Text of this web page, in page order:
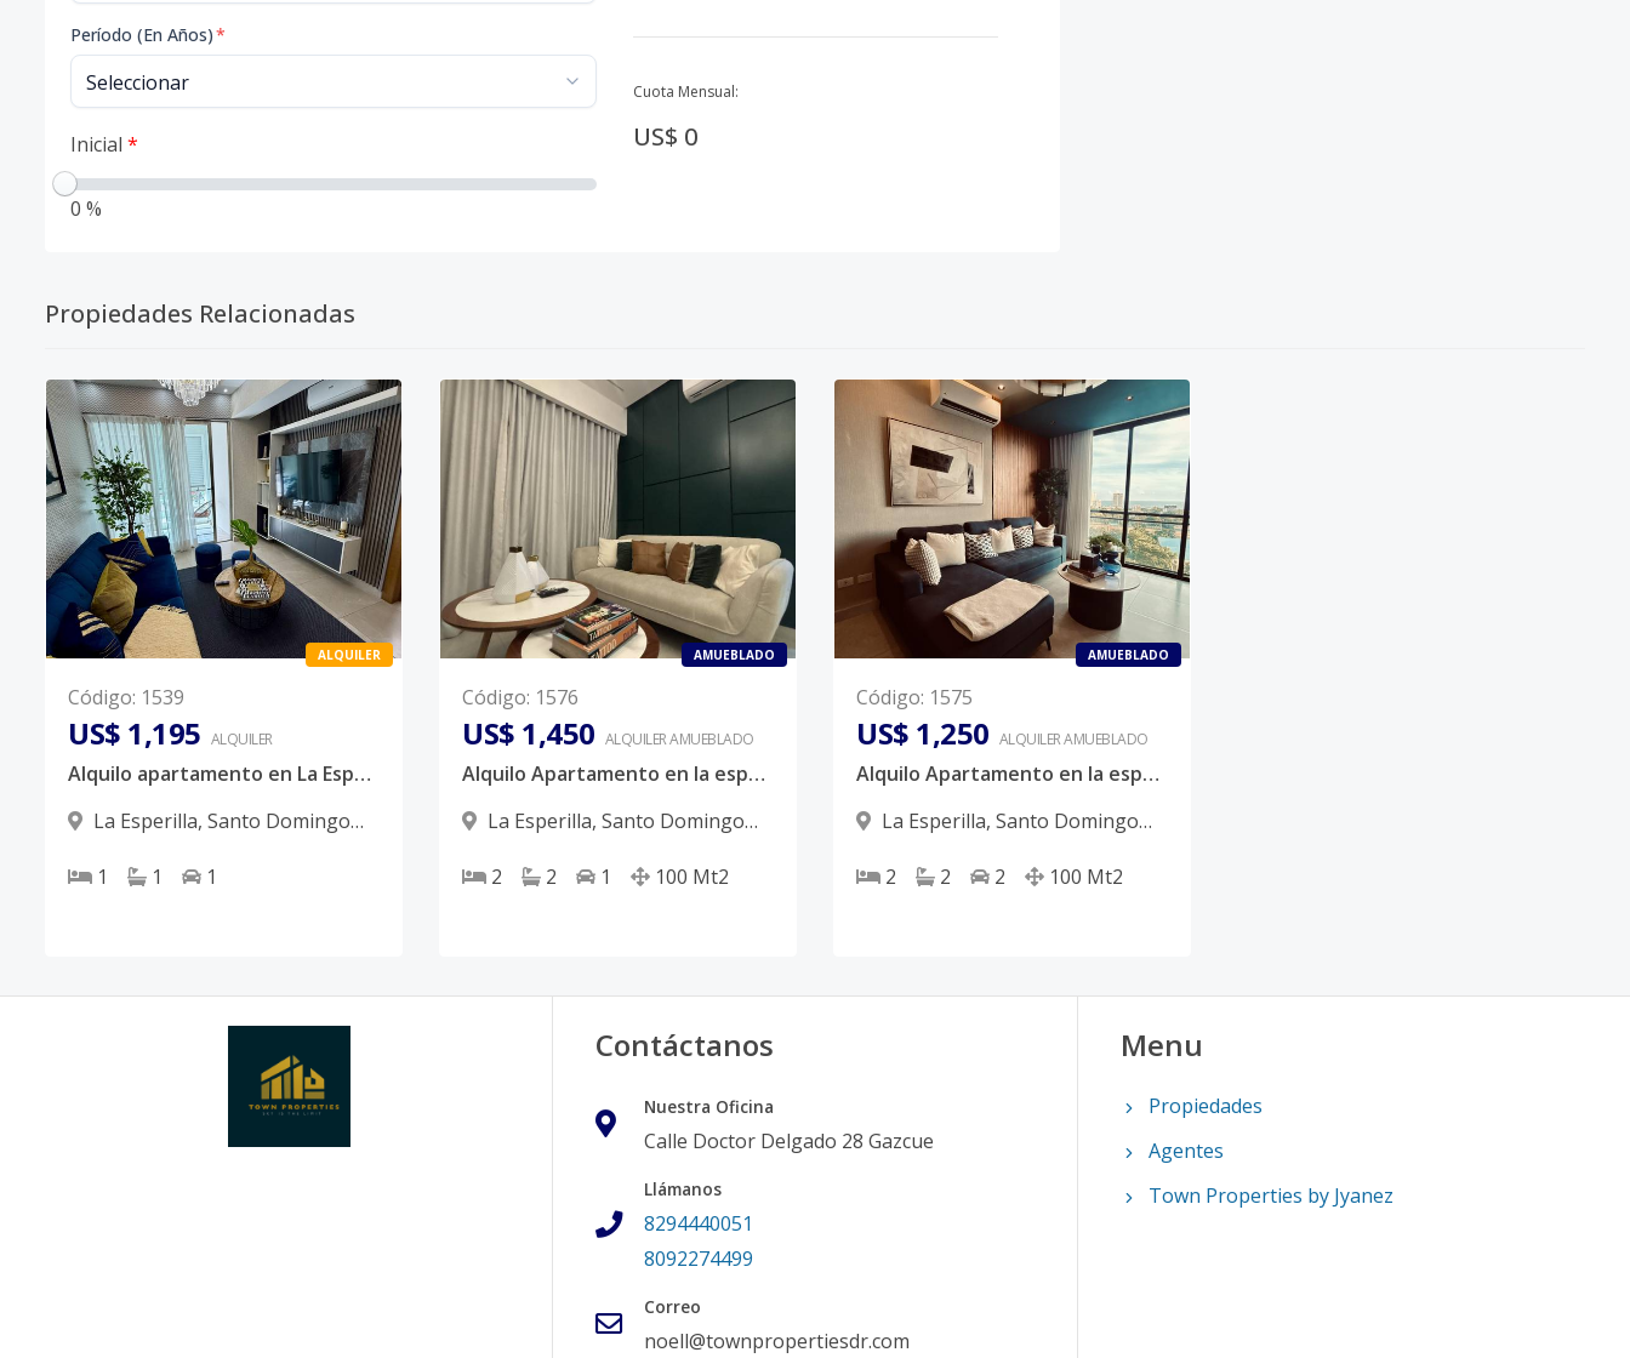
Período (En Años)*
Inicial *
0 %
Cuota Mensual:
US$ 0
Propiedades Relacionadas
ALQUILER
Código: 1539
US$ 1,195 ALQUILER
Alquilo apartamento en La Esperilla
La Esperilla, Santo Domingo
1
1 1
AMUEBLADO
Código: 1576
US$ 1,450 ALQUILERAMUEBLADO
Alquilo Apartamento en la esperilla
La Esperilla, Santo Domingo
2
2 1 100 Mt2
AMUEBLADO
Código: 1575
US$ 1,250 ALQUILERAMUEBLADO
Alquilo Apartamento en la esperilla
La Esperilla, Santo Domingo
2
2 2 100 Mt2
Contáctanos
Nuestra Oficina
Calle Doctor Delgado 28 Gazcue
Llámanos
8294440051
8092274499
Correo
noell@townpropertiesdr.com
Menu
Propiedades
Agentes
Town Properties by Jyanez